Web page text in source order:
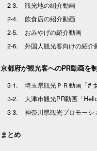
観光地の紹介動画
飲食店の紹介動画
おみやげの紹介動画
外国人観光客向けの紹介
京都府が観光客へのPR動画を
埼玉県観光ＰＲ動画「#
大津市観光PR動画「
神奈川県観光プロモーシ
まとめ